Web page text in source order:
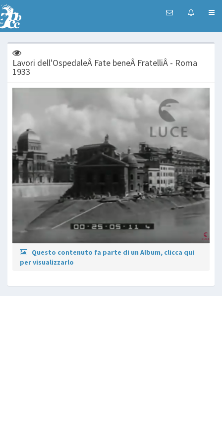
Lavori dell'OspedaleÂ Fate beneÂ FratelliÂ - Roma
1933
Questo contenuto fa parte di un Album, clicca qui
per visualizzarlo